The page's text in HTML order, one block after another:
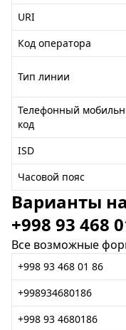
URI
Код оператора
Тип линии
Телефонный
код
ISD
Часовой пояс
Варианты
+998 93 468
Все возможные
+998 93 468 01 86
+998934680186
+998 93 4680186